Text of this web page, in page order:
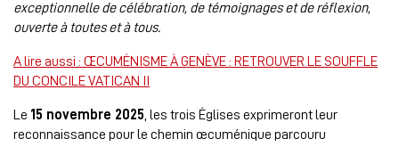
exceptionnelle de célébration, de témoignages et de réflexion,
ouverte à toutes et à tous.
A lire aussi : ŒCUMÉNISME À GENÈVE : RETROUVER LE SOUFFLE
DU CONCILE VATICAN II
Le 15 novembre 2025, les trois Églises exprimeront leur
reconnaissance pour le chemin œcuménique parcouru